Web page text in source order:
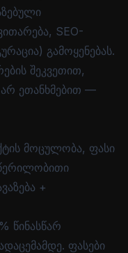
SEO-
გამოყენებას.
შეკვეთით,
არ ეთანხმებით —
მოცულობა, ფასი
+
წინასწარ
ფასები